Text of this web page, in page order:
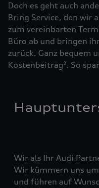
Doch es geht auch
Bring Service, den wir
zum vereinbarten
Büro ab und bringen
zurück. Ganz bequem
Kostenbeitrag3. So
Wir als Ihr Audi
Wir kümmern uns
und führen auf